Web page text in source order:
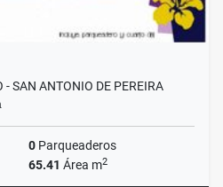
- SAN ANTONIO DE PEREIRA
0 Parqueaderos
65.41 Área m2